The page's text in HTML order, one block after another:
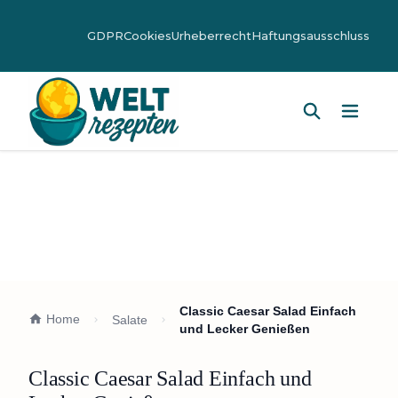
GDPRCookiesUrheberrechtHaftungsausschluss
Home Salate
Classic Caesar Salad Einfach
und Lecker Genießen
Classic Caesar Salad Einfach und